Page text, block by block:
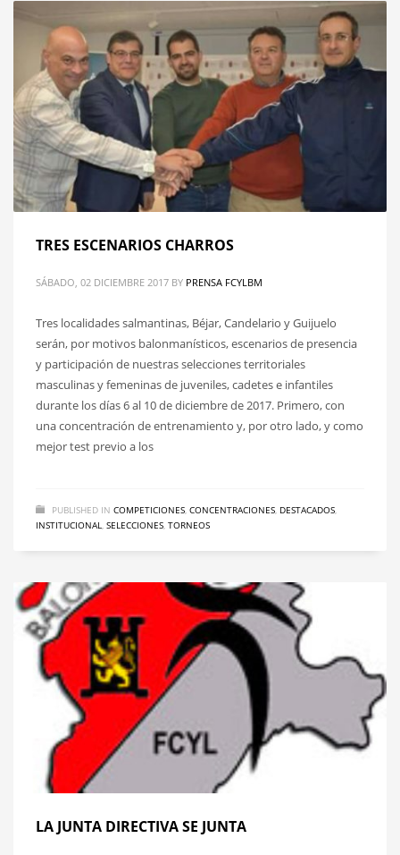
TRES ESCENARIOS CHARROS
SÁBADO, 02 DICIEMBRE 2017 BY PRENSA FCYLBM
Tres localidades salmantinas, Béjar, Candelario y Guijuelo
serán, por motivos balonmanísticos, escenarios de presencia
y participación de nuestras selecciones territoriales
masculinas y femeninas de juveniles, cadetes e infantiles
durante los días 6 al 10 de diciembre de 2017. Primero, con
una concentración de entrenamiento y, por otro lado, y como
mejor test previo a los
PUBLISHED IN COMPETICIONES CONCENTRACIONES DESTACADOS
INSTITUCIONAL SELECCIONES TORNEOS
LA JUNTA DIRECTIVA SE JUNTA